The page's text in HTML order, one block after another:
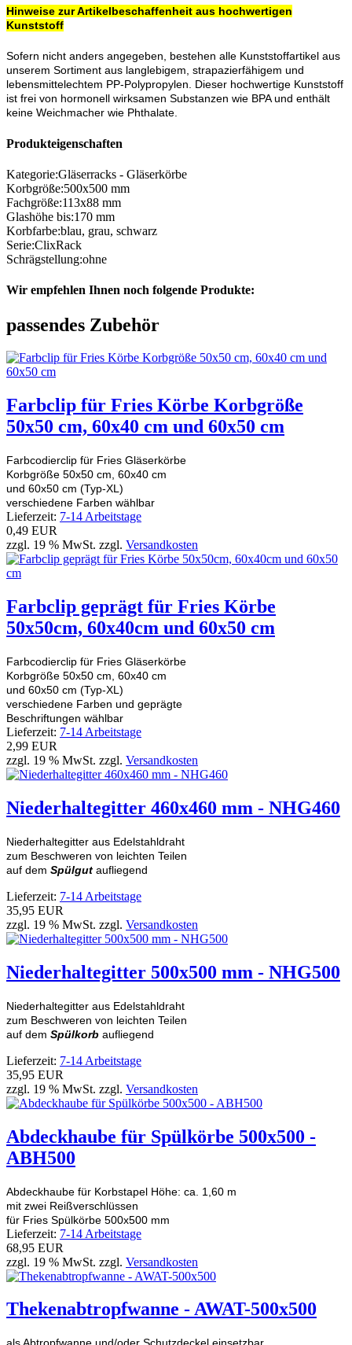
Hinweise zur Artikelbeschaffenheit aus hochwertigen
Kunststoff
Sofern nicht anders angegeben, bestehen alle Kunststoffartikel aus
unserem Sortiment aus langlebigem, strapazierfähigem und
lebensmittelechtem PP-Polypropylen. Dieser hochwertige Kunststoff
ist frei von hormonell wirksamen Substanzen wie BPA und enthält
keine Weichmacher wie Phthalate.
Produkteigenschaften
Kategorie:Gläserracks - Gläserkörbe
Korbgröße:500x500 mm
Fachgröße:113x88 mm
Glashöhe bis:170 mm
Korbfarbe:blau, grau, schwarz
Serie:ClixRack
Schrägstellung:ohne
Wir empfehlen Ihnen noch folgende Produkte:
passendes Zubehör
Farbclip für Fries Körbe Korbgröße
50x50 cm, 60x40 cm und 60x50 cm
Farbcodierclip für Fries Gläserkörbe
Korbgröße 50x50 cm, 60x40 cm
und 60x50 cm (Typ-XL)
verschiedene Farben wählbar
Lieferzeit: 7-14 Arbeitstage
0,49 EUR
zzgl. 19 % MwSt. zzgl. Versandkosten
Farbclip geprägt für Fries Körbe
50x50cm, 60x40cm und 60x50 cm
Farbcodierclip für Fries Gläserkörbe
Korbgröße 50x50 cm, 60x40 cm
und 60x50 cm (Typ-XL)
verschiedene Farben und geprägte
Beschriftungen wählbar
Lieferzeit: 7-14 Arbeitstage
2,99 EUR
zzgl. 19 % MwSt. zzgl. Versandkosten
Niederhaltegitter 460x460 mm - NHG460
Niederhaltegitter aus Edelstahldraht
zum Beschweren von leichten Teilen
auf dem Spülgut aufliegend
Lieferzeit: 7-14 Arbeitstage
35,95 EUR
zzgl. 19 % MwSt. zzgl. Versandkosten
Niederhaltegitter 500x500 mm - NHG500
Niederhaltegitter aus Edelstahldraht
zum Beschweren von leichten Teilen
auf dem Spülkorb aufliegend
Lieferzeit: 7-14 Arbeitstage
35,95 EUR
zzgl. 19 % MwSt. zzgl. Versandkosten
Abdeckhaube für Spülkörbe 500x500 -
ABH500
Abdeckhaube für Korbstapel Höhe: ca. 1,60 m
mit zwei Reißverschlüssen
für Fries Spülkörbe 500x500 mm
Lieferzeit: 7-14 Arbeitstage
68,95 EUR
zzgl. 19 % MwSt. zzgl. Versandkosten
Thekenabtropfwanne - AWAT-500x500